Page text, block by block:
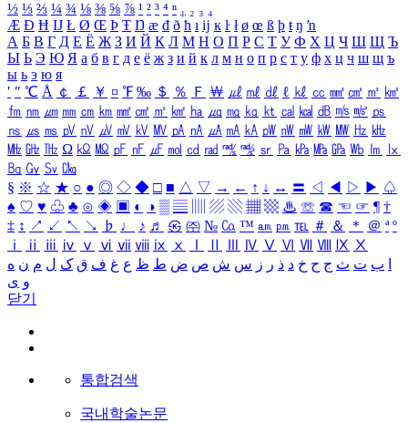
½ ⅓ ⅔ ¼ ¾ ⅛ ⅜ ⅝ ⅞ ¹ ² ³ ⁴ ⁿ ₁ ₂ ₃ ₄
Æ Ð Ħ Ĳ Ł Ø Œ Þ Ŧ Ŋ æ đ ð ħ ı ĳ ĸ ŀ ł ø œ ß þ ŧ ŋ ŉ
А Б В Г Д Е Ё Ж З И Й К Л М Н О П Р С Т У Ф Х Ц Ч Ш Щ Ъ
Ы Ь Э Ю Я а б в г д е ё ж з и й к л м н о п р с т у ф х ц ч ш щ ъ
ы ь э ю я
′ ″ ℃ Å ￠ ￡ ￥ ¤ ℉ ‰ ＄ ％ Ｆ ￦ ㎕ ㎖ ㎗ ℓ ㎘ ㏄ ㎣ ㎤ ㎥ ㎦
㎙ ㎚ ㎛ ㎜ ㎝ ㎞ ㎟ ㎠ ㎡ ㎢ ㏊ ㎍ ㎎ ㎏ ㏏ ㎈ ㎉ ㏈ ㎧ ㎨ ㎰
㎱ ㎲ ㎳ ㎴ ㎵ ㎶ ㎷ ㎸ ㎹ ㎀ ㎁ ㎂ ㎃ ㎄ ㎺ ㎻ ㎽ ㎾ ㎿ ㎐ ㎑
㎒ ㎓ ㎔ Ω ㏀ ㏁ ㎊ ㎋ ㎌ ㏖ ㏅ ㎭ ㎮ ㎯ ㏛ ㎩ ㎪ ㎫ ㎬ ㏝ ㏐
㏓
㏃ ㏉ ㏜ ㏆
§ ※ ☆ ★ ○ ● ◎ ◇ ◆ □ ■ △ ▽ → ← ↑ ↓ ↔ 〓 ◁ ◀ ▷ ▶ ♤
♠ ♡ ♥ ♧ ♣ ⊙ ◈ ▣ ◐ ◑ ▒ ▤ ▨ ▧ ▦ ▩ ♨ ☏ ☎ ☜ ☞ ¶ †
‡ ↕ ↗ ↙ ↖ ↘ ♭ ♩ ♪ ♬ ㉿ ㈜ № ㏇ ™ ㏂ ㏘ ℡ ＃ ＆ ＊ ＠ ª º
ⅰ
ⅱ ⅲ ⅳ ⅴ ⅵ ⅶ ⅷ ⅸ ⅹ Ⅳ Ⅴ Ⅵ Ⅶ Ⅷ Ⅸ Ⅹ
ب ت ث ج ح خ د ذ ر ز س ش ص ض ط ظ ع غ ف ق ک ل م ن ه
و ی
닫기
통합검색
국내학술논문